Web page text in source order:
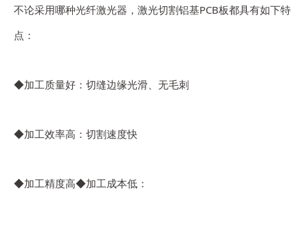
不论采用哪种光纤激光器，激光切割铝基PCB板都具有如下特
点：
◆加工质量好：切缝边缘光滑、无毛刺
◆加工效率高：切割速度快
◆加工精度高◆加工成本低：